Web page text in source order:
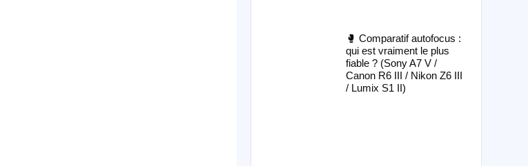
🥊 Comparatif autofocus :
qui est vraiment le plus
fiable ? (Sony A7 V /
Canon R6 III / Nikon Z6 III
/ Lumix S1 II)